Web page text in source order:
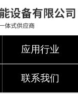
应用行业
联系我们